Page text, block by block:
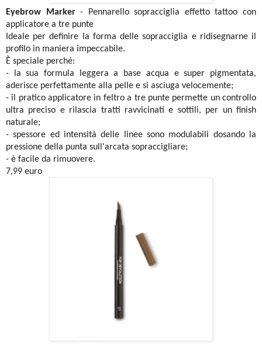
Eyebrow Marker- Pennarello sopracciglia effetto tattoo con
applicatore a tre punte
Ideale per definire la forma delle sopracciglia e ridisegnarne il
profilo in maniera impeccabile.
È speciale perché:
- la sua formula leggera a base acqua e super pigmentata,
aderisce perfettamente alla pelle e si asciuga velocemente;
- il pratico applicatore in feltro a tre punte permette un controllo
ultra preciso e rilascia tratti ravvicinati e sottili, per un finish
naturale;
- spessore ed intensità delle linee sono modulabili dosando la
pressione della punta sull'arcata sopraccigliare;
- è facile da rimuovere.
7,99 euro